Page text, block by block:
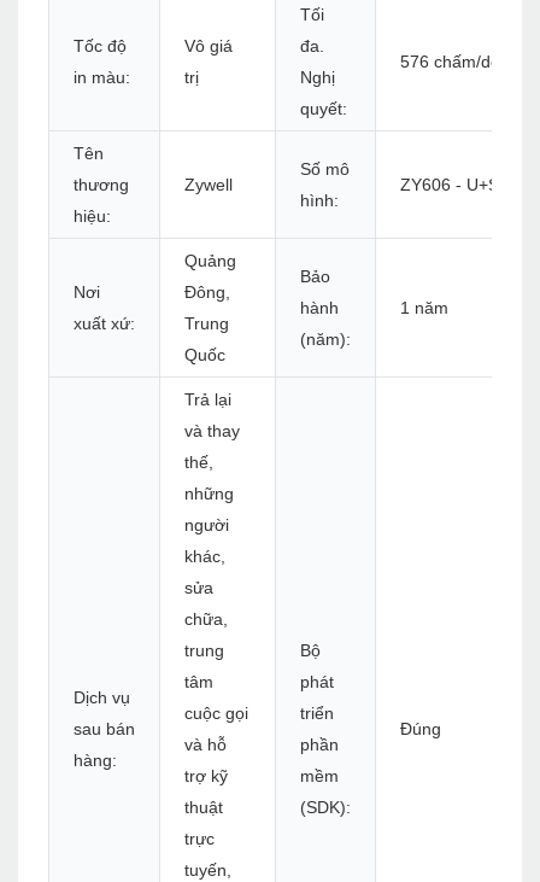
Tốc độ
in màu:
Vô giá
trị
Tối
đa.
Nghị
quyết:
576 chấm/dòng
Tên
thương
hiệu:
Zywell
Số mô
hình:
ZY606 - U+S+L
Nơi
xuất xứ:
Quảng
Đông,
Trung
Quốc
Bảo
hành
(năm):
1 năm
Dịch vụ
sau bán
hàng:
Trả lại
và thay
thế,
những
người
khác,
sửa
chữa,
trung
tâm
cuộc gọi
và hỗ
trợ kỹ
thuật
trực
tuyến,
Bộ
phát
triển
phần
mềm
(SDK):
Đúng